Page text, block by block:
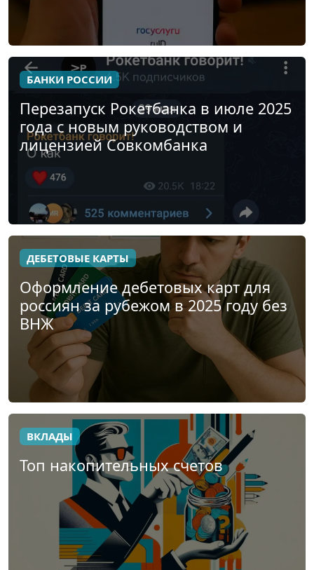
БАНКИ РОССИИ
Перезапуск Рокетбанка в июле 2025
года с новым руководством и
лицензией Совкомбанка
ДЕБЕТОВЫЕ КАРТЫ
Оформление дебетовых карт для
россиян за рубежом в 2025 году без
ВНЖ
ВКЛАДЫ
Топ накопительных счетов